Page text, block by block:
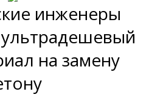
инженеры
на замену